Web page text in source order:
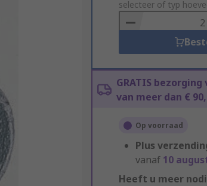
to
Basket
selecteer of typ
GRATIS
van meer dan €
Op voorraad
Plus
vanaf 10
Heeft u meer